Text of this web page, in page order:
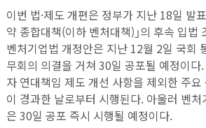
이번 법·제도 개편은 정부가 지난 18일 발
약 종합대책(이하 벤처대책)｣의 후속 입법
벤처기업법 개정안은 지난 12월 2일 국회
무회의 의결을 거쳐 30일 공포될 예정이다
자 연대책임 제도 개선 사항을 제외한 주
이 경과한 날로부터 시행된다. 아울러 벤
은 30일 공포 즉시 시행될 예정이다.